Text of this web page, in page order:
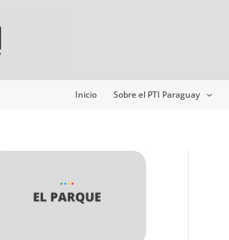
Inicio Sobre el PTI Paraguay